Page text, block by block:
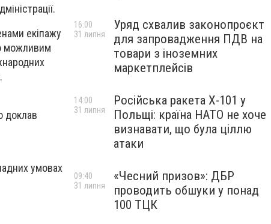
екіпажу
можливим
доклав
умовах
Уряд схвалив законопроєкт
для запровадження ПДВ на
товари з іноземних
маркетплейсів
16:00
31 липня
Російська ракета Х-101 у
Польщі: країна НАТО не хоче
визнавати, що була ціллю
атаки
14:00
31 липня
«Чесний призов»: ДБР
проводить обшуки у понад
100 ТЦК
09:40
31 липня